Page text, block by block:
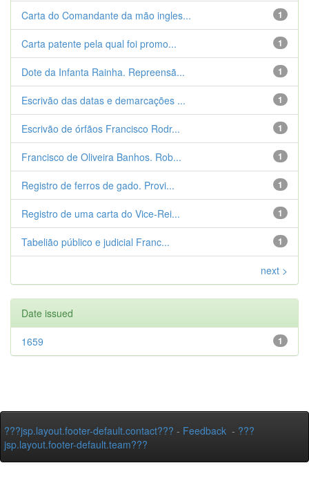
1
Carta do Comandante da mão ingles...
1
Carta patente pela qual foi promo...
1
Dote da Infanta Rainha. Repreensã...
1
Escrivão das datas e demarcações ...
1
Escrivão de órfãos Francisco Rodr...
1
Francisco de Oliveira Banhos. Rob...
1
Registro de ferros de gado. Provi...
1
Registro de uma carta do Vice-Rei...
1
Tabelião público e judicial Franc...
next >
Date issued
1
1659
???jsp.layout.footer-default.contact??? - Feedback - ???
jsp.layout.footer-default.team???